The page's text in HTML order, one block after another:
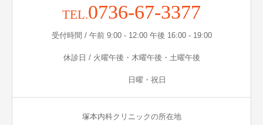
TEL.0736-67-3377
受付時間 / 午前 9:00 - 12:00 午後 16:00 - 19:00
休診日 / 火曜午後・木曜午後・土曜午後
日曜・祝日
塚本内科クリニックの所在地